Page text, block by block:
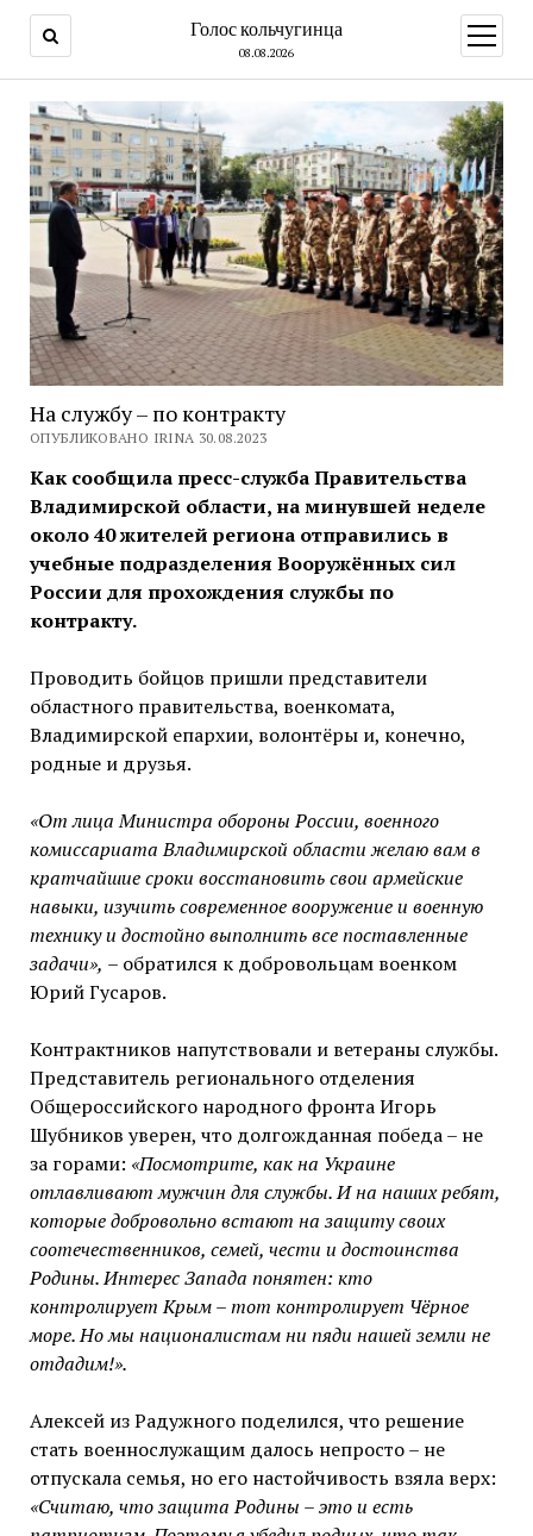
Голос кольчугинца
08.08.2026
меню
На службу – по контракту
ОПУБЛИКОВАНО IRINA 30.08.2023
Как сообщила пресс-служба Правительства
Владимирской области, на минувшей неделе
около 40 жителей региона отправились в
учебные подразделения Вооружённых сил
России для прохождения службы по
контракту.
Проводить бойцов пришли представители
областного правительства, военкомата,
Владимирской епархии, волонтёры и, конечно,
родные и друзья.
«От лица Министра обороны России, военного
комиссариата Владимирской области желаю вам в
кратчайшие сроки восстановить свои армейские
навыки, изучить современное вооружение и военную
технику и достойно выполнить все поставленные
задачи», – обратился к добровольцам военком
Юрий Гусаров.
Контрактников напутствовали и ветераны службы.
Представитель регионального отделения
Общероссийского народного фронта Игорь
Шубников уверен, что долгожданная победа – не
за горами: «Посмотрите, как на Украине
отлавливают мужчин для службы. И на наших ребят,
которые добровольно встают на защиту своих
соотечественников, семей, чести и достоинства
Родины. Интерес Запада понятен: кто
контролирует Крым – тот контролирует Чёрное
море. Но мы националистам ни пяди нашей земли не
отдадим!».
Алексей из Радужного поделился, что решение
стать военнослужащим далось непросто – не
отпускала семья, но его настойчивость взяла верх:
«Считаю, что защита Родины – это и есть